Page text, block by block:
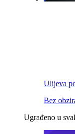
Ulijeva
Bez
Ugrađeno u